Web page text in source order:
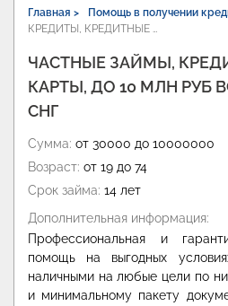
Главная > Помощь в получении
КРЕДИТЫ, КРЕДИТНЫЕ …
ЧАСТНЫЕ ЗАЙМЫ,
КАРТЫ, ДО 10 МЛН РУБ
СНГ
Сумма: от 30000 до 10000000
Возраст: от 19 до 74
Срок займа: 14 лет
Дополнительная информация:
Профессиональная и
помощь на выгодных
наличными на любые цели по
и минимальному пакету